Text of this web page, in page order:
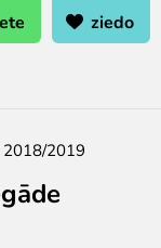
ziedo
2018/2019